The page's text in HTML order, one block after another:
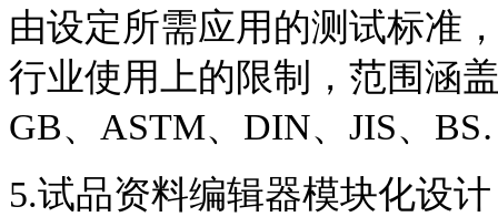
由设定所需应用的测试标准
行业使用上的限制，范围涵
GB、ASTM、DIN、JIS、
5.试品资料编辑器模块化设